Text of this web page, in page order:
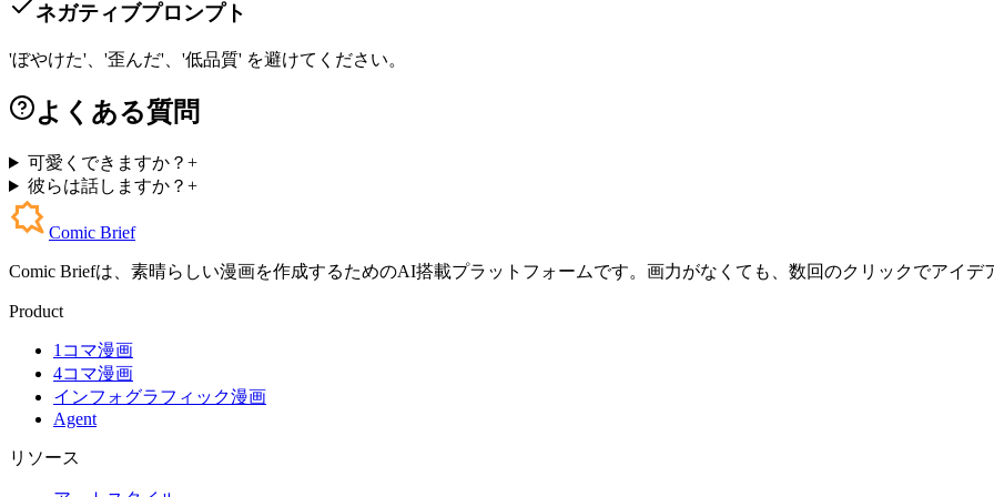
ネガティブプロンプト
'ぼやけた'、'歪んだ'、'低品質' を避けてください。
よくある質問
可愛くできますか？ +
彼らは話しますか？ +
Comic Brief
Comic Briefは、素晴らしい漫画を作成するためのAI搭載プラットフォームです。画力がなくても、数回のクリックでアイ
Product
1コマ漫画
4コマ漫画
インフォグラフィック漫画
Agent
リソース